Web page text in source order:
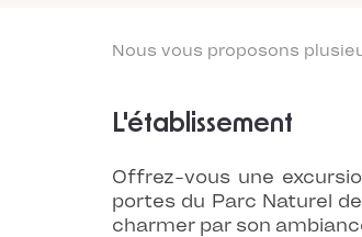
Nous vous proposons
L'établissement
Offrez-vous une
portes du Parc Naturel
charmer par son